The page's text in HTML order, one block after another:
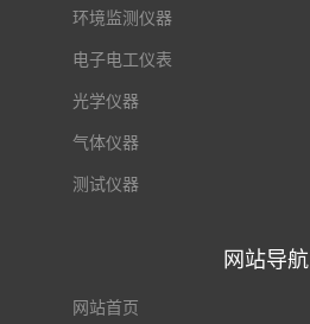
环境监测仪器
电子电工仪表
光学仪器
气体仪器
测试仪器
网站导航
网站首页